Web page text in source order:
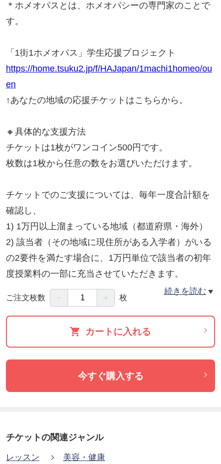
＊ホメオパスとは、ホメオパシーの専門家のことで
す。
「1街1ホメオパス」学生応援プロジェクト
https://home.tsuku2.jp/f/HAJapan/1machi1homeo/ou
en
↑あなたの地域の応援チケットはこちらから。
🔸具体的な支援方法
チケットは1枚がワンコイン500円です。
枚数は1枚から任意の数をお選びいただけます。
チケットでのご支援については、毎年一度合計額を
確認し、
1) 1万円以上溜まっている地域（都道府県・海外）
2) 該当者（その地域に現住所がある入学者）がいる
の2要件を満たす場合に、1万円単位で該当者の初年
度授業料の一部に充当させていただきます。
この二つの要件を満たさない地域については、プー
ルされているご支援額を翌年にキャリーオーバーい
たします。
なお、要件１を満たす地域に該当者が複数名いる場
通信技術が発達した今日ですが、ホメオパスと直接
切な方の住まう街に、信頼できるホメオパスが居る
続きを読む
ご注文枚数 － ＋ 枚
カートに入れる
今すぐ購入する
チケットの関連ジャンル
レッスン 美容・健康